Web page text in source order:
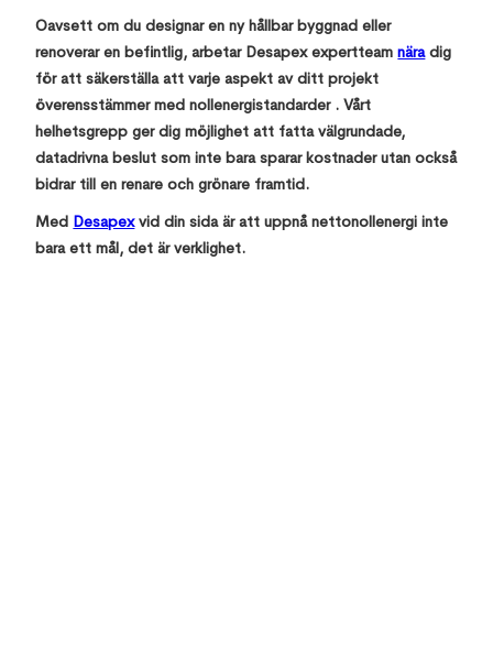
Oavsett om du designar en ny hållbar byggnad eller
renoverar en befintlig, arbetar Desapex expertteamnäradig
för att säkerställa att varje aspekt av ditt projekt
överensstämmer med nollenergistandarder . Vårt
helhetsgrepp ger dig möjlighet att fatta välgrundade,
datadrivna beslut som inte bara sparar kostnader utan också
bidrar till en renare och grönare framtid.
Med Desapexvid din sida är att uppnå nettonollenergi inte
bara ett mål, det är verklighet.